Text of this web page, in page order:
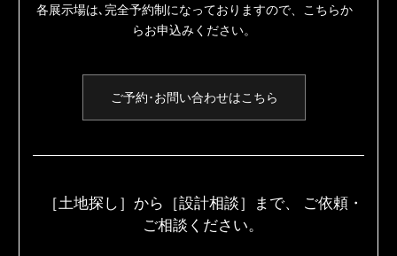
各展示場は､完全予約制になっておりますので、 こちらか
らお申込みください。
ご予約･お問い合わせはこちら
［土地探し］から［設計相談］まで、
ご依頼・
ご相談ください。